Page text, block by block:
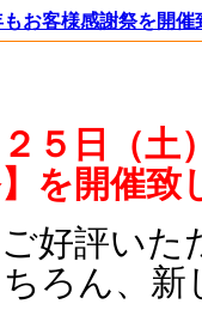
お客様感謝祭を開催
２５日（
を開催致
好評いた
ろん、新